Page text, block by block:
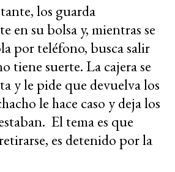
los guarda
en su bolsa y, mientras se
por teléfono, busca salir
tiene suerte. La cajera se
y le pide que devuelva los
le hace caso y deja los
El tema es que
es detenido por la